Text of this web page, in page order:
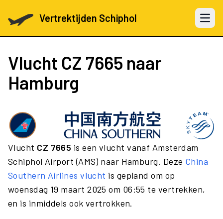
Vertrektijden Schiphol Open
Vlucht CZ 7665 naar
Hamburg
Vlucht CZ 7665 is een vlucht vanaf Amsterdam
Schiphol Airport (AMS) naar Hamburg. Deze China
Southern Airlines vlucht is gepland om op
woensdag 19 maart 2025 om 06:55 te vertrekken,
en is inmiddels ook vertrokken.